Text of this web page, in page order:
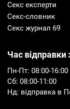
Секс експерти
Секс-словник
Секс журнал 69
Час
Пн-Пт: 08:00-16:00
Сб: 08:00-11:00
Нд: відправка в